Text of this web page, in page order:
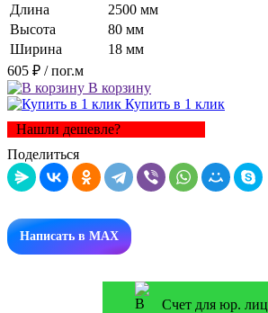
Длина
2500 мм
Высота
80 мм
Ширина
18 мм
605 ₽ / пог.м
В корзину
Купить в 1 клик
Нашли дешевле?
Поделиться
Написать в MAX
Счет для юр. лиц